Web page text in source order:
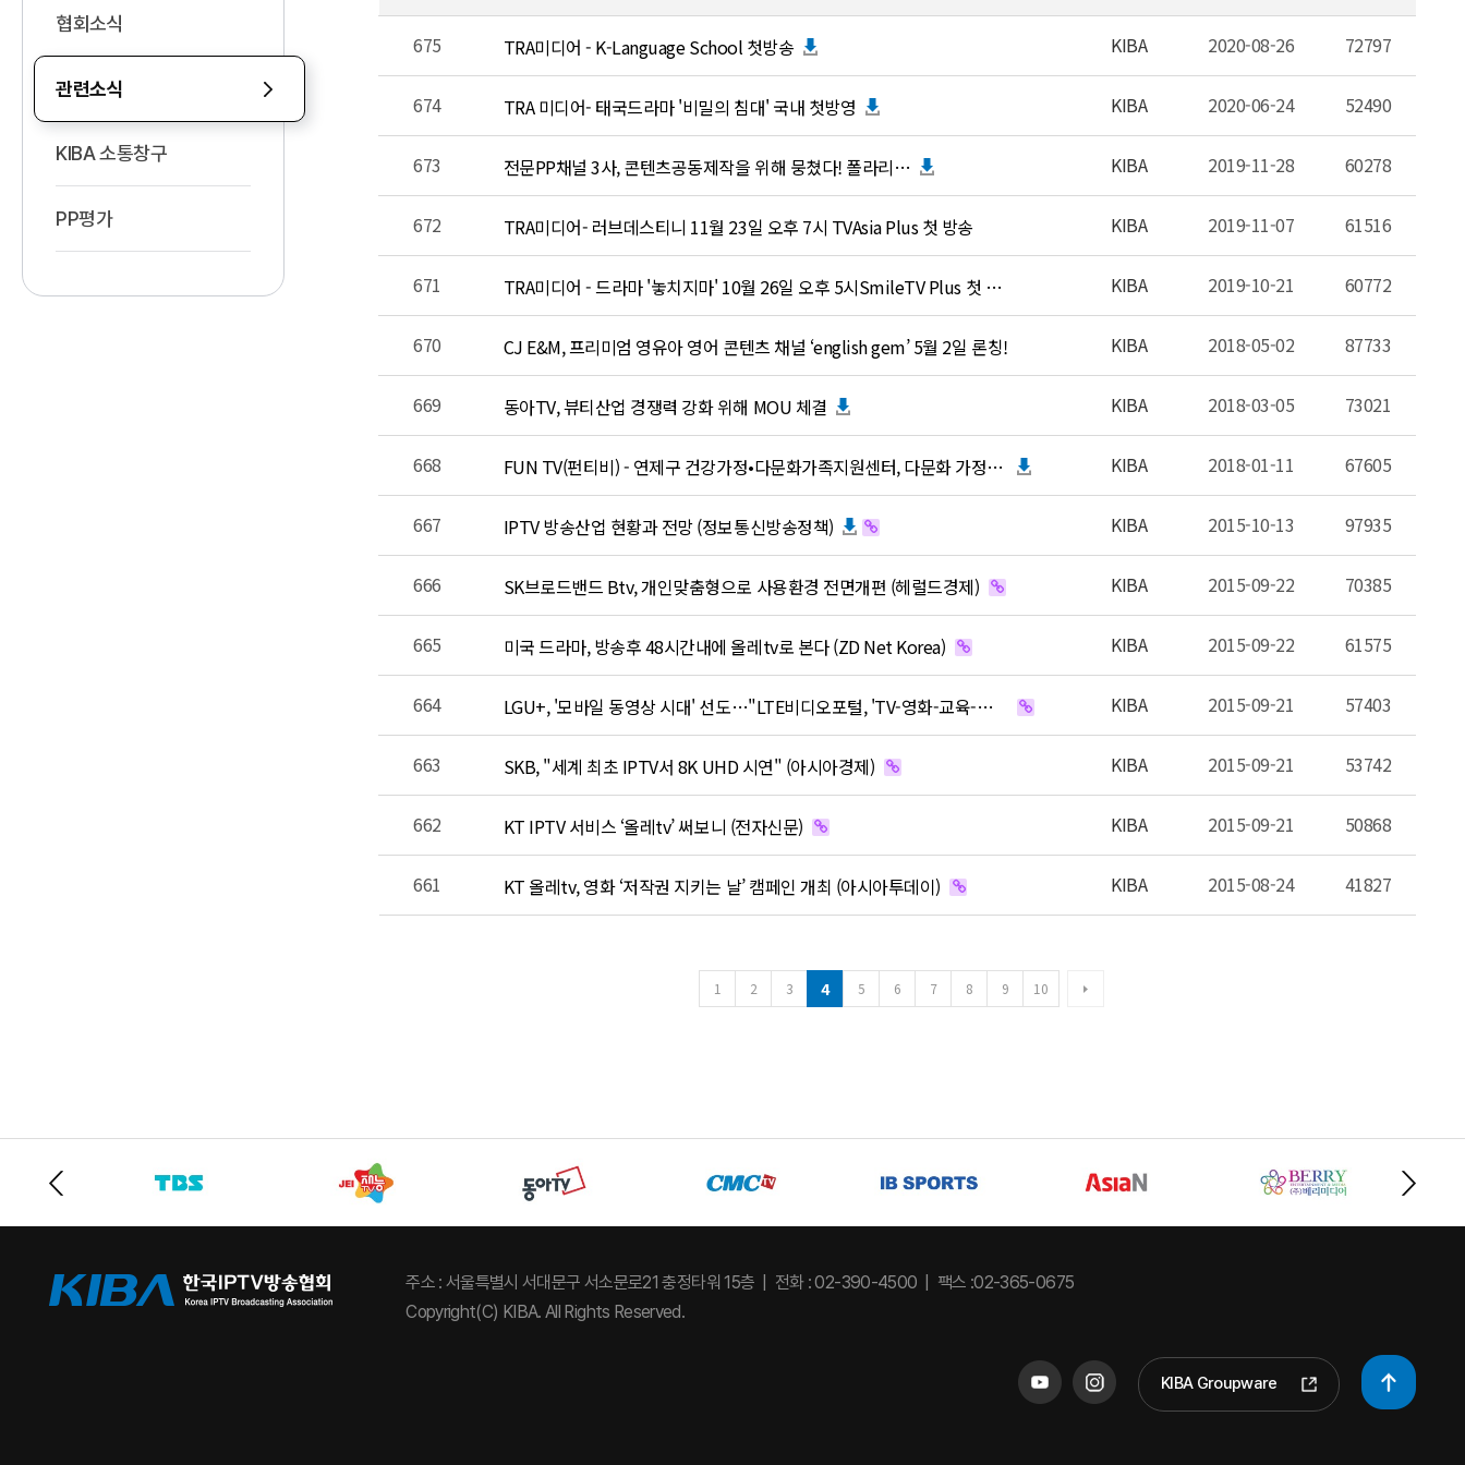
협회소식
관련소식
KIBA 소통창구
PP평가
675 TRA미디어 - K-Language School 첫방송 KIBA 2020-08-26 72797
674 TRA 미디어- 태국드라마 '비밀의 침대' 국내 첫방영 KIBA 2020-06-24 52490
673 전문 P P 채널 3 사 , 콘텐츠공동제작을 위해 뭉쳤다 ! 폴라 리… KIBA 2019-11-28 60278
672 TRA미디어- 러브데스티니 11월 23일 오후 7시 TVAsia Plus 첫 방송 KIBA 2019-11-07 61516
671 TRA미디어 - 드라마 '놓치지마' 10월 26일 오후 5 시 SmileTV Plus 첫 방송 ! KIBA 2019-10-21 60772
670 CJ E&M, 프리미엄 영유아 영어 콘텐츠 채널 ‘english gem’ 5월 2일 론칭! KIBA 2018-05-02 87733
669 동아TV, 뷰티산업 경쟁력 강화 위해 MOU 체결 KIBA 2018-03-05 73021
668 FUN TV(펀티비) - 연제구 건강가정•다문화가족지원센터, 다문화 가정 지원 사업 활성화 MOU 체결 KIBA 2018-01-11 67605
667 IPTV 방송산업 현황과 전망 (정보통신방송정책) KIBA 2015-10-13 97935
666 SK브로드밴드 Btv, 개인맞춤형으로 사용환경 전면개편 (헤럴드경제) KIBA 2015-09-22 70385
665 미국 드라마, 방송후 48시간내에 올레tv로 본다 (ZD Net Korea) KIBA 2015-09-22 61575
664 LGU+, '모바일 동영상 시대' 선도…"LTE비디오포털, 'TV-영화-교육-요리'까지 섭렵" (뉴데일리) KIBA 2015-09-21 57403
663 SKB, "세계 최초 IPTV서 8K UHD 시연" (아시아경제) KIBA 2015-09-21 53742
662 KT IPTV 서비스 ‘올레tv’ 써보니 (전자신문) KIBA 2015-09-21 50868
661 KT 올레tv, 영화 ‘저작권 지키는 날’ 캠페인 개최 (아시아투데이) KIBA 2015-08-24 41827
1 2 3 4 5 6 7 8 9 10
주소 : 서울특별시 서대문구 서소문로21 충정타워 15층 전화 : 02-390-4500
팩스 :02-365-0675
Copyright(C) KIBA. All Rights Reserved.
KIBA Groupware